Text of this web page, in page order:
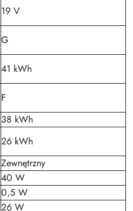
19 V
G
41 kWh
F
38 kWh
26 kWh
Zewnętrzny
40 W
0,5 W
26 W